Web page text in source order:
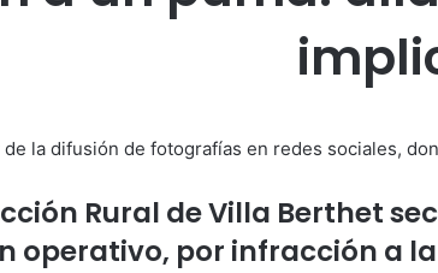
la difusión de fotografías en redes sociales,
Rural de Villa Berthet
operativo, por infracción a